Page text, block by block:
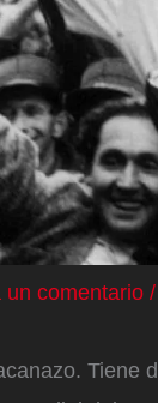
un comentario /
Tiene